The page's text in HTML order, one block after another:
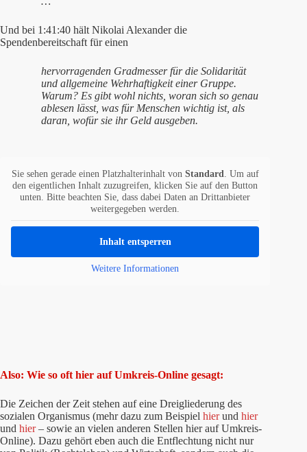
Und bei 1:41:40 hält Nikolai Alexander die
Spendenbereitschaft für einen
hervorragenden Gradmesser für die Solidarität
und allgemeine Wehrhaftigkeit einer Gruppe.
Warum? Es gibt wohl nichts, woran sich so genau
ablesen lässt, was für Menschen wichtig ist, als
daran, wofür sie ihr Geld ausgeben.
Sie sehen gerade einen Platzhalterinhalt von Standard
. Um auf
den eigentlichen Inhalt zuzugreifen, klicken Sie auf den Button
unten. Bitte beachten Sie, dass dabei Daten an Drittanbieter
weitergegeben werden.
Inhalt entsperren
Weitere Informationen
Also: Wie so oft hier auf Umkreis-Online gesagt:
Die Zeichen der Zeit stehen auf eine Dreigliederung des
sozialen Organismus (mehr dazu zum Beispiel hierund hier
und hier– sowie an vielen anderen Stellen hier auf Umkreis-
Online). Dazu gehört eben auch die Entflechtung nicht nur